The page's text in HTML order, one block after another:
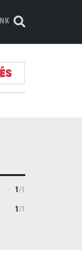
1/1
1/1